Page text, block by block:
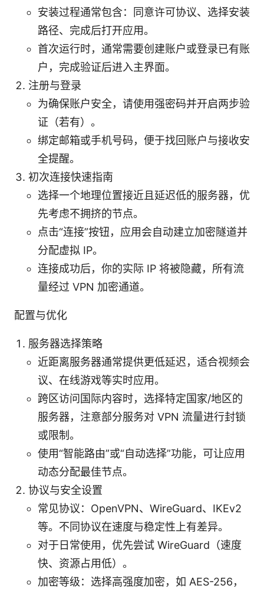
安装过程通常包含：同意许可协议、选择安装
路径、完成后打开应用。
首次运行时，通常需要创建账户或登录已有账
户，完成验证后进入主界面。
注册与登录
为确保账户安全，请使用强密码并开启两步验
证（若有）。
绑定邮箱或手机号码，便于找回账户与接收安
全提醒。
初次连接快速指南
选择一个地理位置接近且延迟低的服务器，优
先考虑不拥挤的节点。
点击“连接”按钮，应用会自动建立加密隧道并
分配虚拟 IP。
连接成功后，你的实际 IP 将被隐藏，所有流
量经过 VPN 加密通道。
配置与优化
服务器选择策略
近距离服务器通常提供更低延迟，适合视频会
议、在线游戏等实时应用。
跨区访问国际内容时，选择特定国家/地区的
服务器，注意部分服务对 VPN 流量进行封锁
或限制。
使用“智能路由”或“自动选择”功能，可让应用
动态分配最佳节点。
协议与安全设置
常见协议：OpenVPN、WireGuard、IKEv2
等。不同协议在速度与稳定性上有差异。
对于日常使用，优先尝试 WireGuard（速度
快、资源占用低）。
加密等级：选择高强度加密，如 AES-256，